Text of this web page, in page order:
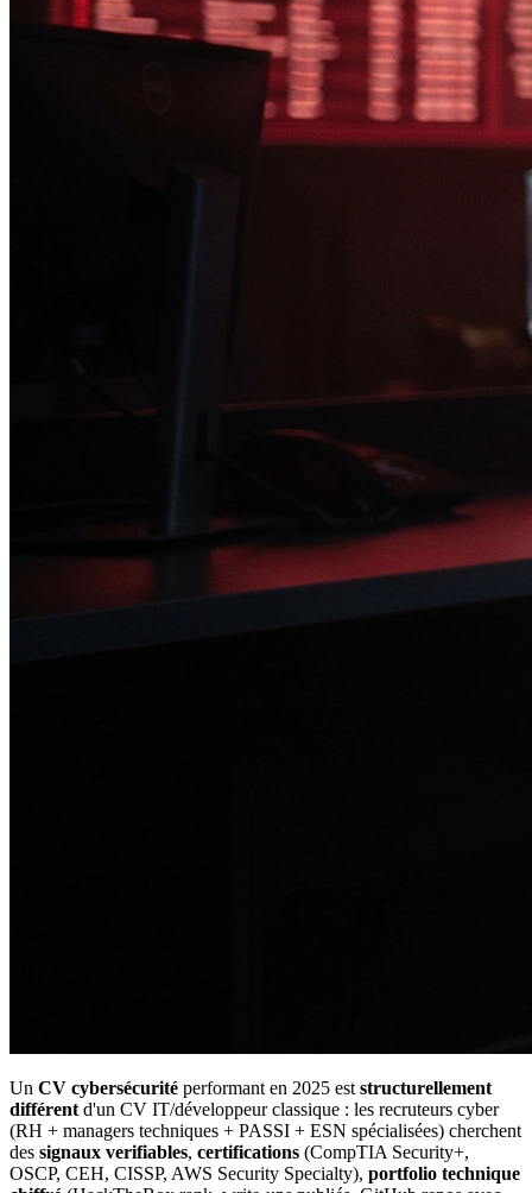
Un CV cybersécurité performant en 2025 est structurellement
différent d'un CV IT/développeur classique : les recruteurs cyber
(RH + managers techniques + PASSI + ESN spécialisées) cherchent
des signaux verifiables, certifications (CompTIA Security+,
OSCP, CEH, CISSP, AWS Security Specialty), portfolio technique